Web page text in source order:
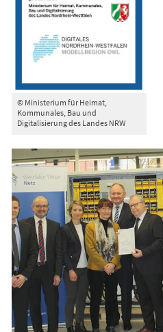
© Ministerium für Heimat,
Kommunales, Bau und
Digitalisierung des Landes NRW